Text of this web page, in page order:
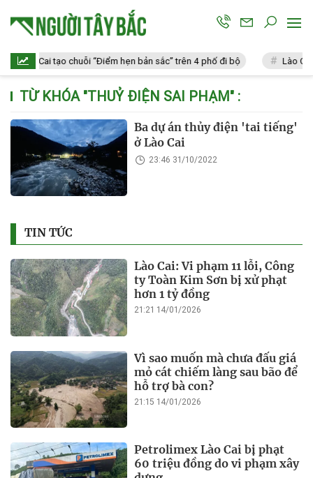
Lào Cai tạo chuỗi “Điểm hẹn bản sắc” trên 4 phố đi bộ Lào Cai:
TỪ KHÓA "THUỶ ĐIỆN SAI PHẠM" :
Ba dự án thủy điện 'tai tiếng'
ở Lào Cai
23:46 31/10/2022
TIN TỨC
Lào Cai: Vi phạm 11 lỗi, Công
ty Toàn Kim Sơn bị xử phạt
hơn 1 tỷ đồng
21:21 14/01/2026
Vì sao muốn mà chưa đấu giá
mỏ cát chiếm làng sau bão để
hỗ trợ bà con?
21:15 14/01/2026
Petrolimex Lào Cai bị phạt
60 triệu đồng do vi phạm xây